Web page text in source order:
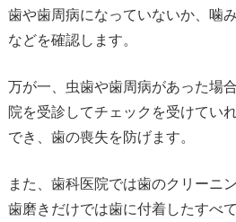
歯や歯周病になっていないか、噛
などを確認します。
万が一、虫歯や歯周病があった場
院を受診してチェックを受けてい
でき、歯の喪失を防げます。
また、歯科医院では歯のクリーニ
歯磨きだけでは歯に付着したすべ